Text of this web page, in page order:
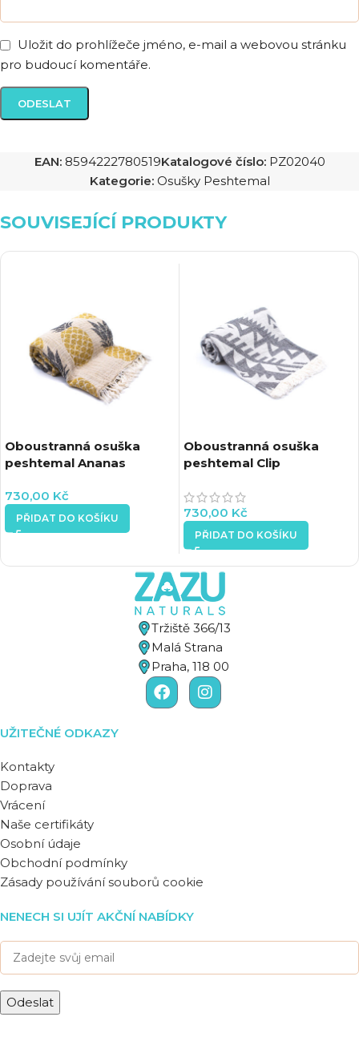
Uložit do prohlížeče jméno, e-mail a webovou stránku
pro budoucí komentáře.
EAN: 8594222780519Katalogové číslo: PZ02040
Kategorie: Osušky Peshtemal
SOUVISEJÍCÍ PRODUKTY
Oboustranná osuška
peshtemal Ananas
730,00 Kč
PŘIDAT DO KOŠÍKU
Oboustranná osuška
peshtemal Clip
730,00 Kč
PŘIDAT DO KOŠÍKU
Tržiště 366/13
Malá Strana
Praha, 118 00
UŽITEČNÉ ODKAZY
Kontakty
Doprava
Vrácení
Naše certifikáty
Osobní údaje
Obchodní podmínky
Zásady používání souborů cookie
NENECH SI UJÍT AKČNÍ NABÍDKY